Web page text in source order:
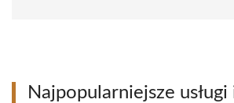
Najpopularniejsze